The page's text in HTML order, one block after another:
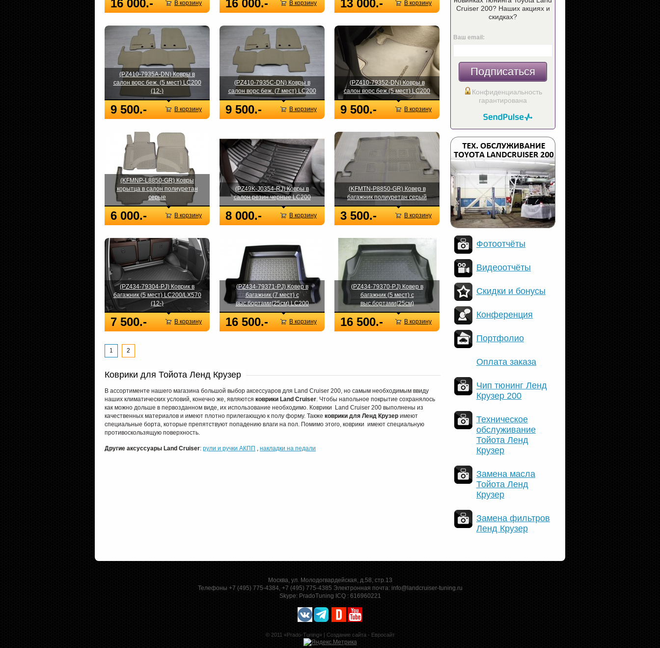
16 000.- В корзину 16 000.- В корзину 13 000.- В корзину
(PZ410-7935A-DN) Ковры в
салон ворс беж. (5 мест) LC200
(12-)
9 500.- В корзину
(PZ410-7935C-DN) Ковры в
салон ворс беж. (7 мест) LC200
9 500.- В корзину
(PZ410-79352-DN) Ковры в
салон ворс беж.(5 мест) LC200
9 500.- В корзину
(KFMNP-L8850-GR) Ковры
корытца в салон полиуретан
серые
6 000.- В корзину
(PZ49K-J0354-RJ) Ковры в
салон резин.черные LC200
8 000.- В корзину
(KFMTN-P8850-GR) Ковер в
багажник полиуретан серый
3 500.- В корзину
(PZ434-79304-PJ) Коврик в
багажник (5 мест) LC200/LX570
(12-)
7 500.- В корзину
(PZ434-79371-PJ) Ковер в
багажник (7 мест) с
выс.бортами(25см) LC200
16 500.- В корзину
(PZ434-79370-PJ) Ковер в
багажник (5 мест) с
выс.бортами(25см)
16 500.- В корзину
1 2
Коврики для Тойота Ленд Крузер
В ассортименте нашего магазина большой выбор аксессуаров для Land Cruiser 200, но самым необходимым ввиду
наших климатических условий, конечно же, являются коврики Land Cruiser. Чтобы напольное покрытие сохранялось
как можно дольше в первозданном виде, их использование необходимо. Коврики Land Cruiser 200 выполнены из
качественных материалов и имеют плотно прилегающую к полу форму. Также коврики для Ленд Крузер имеют
специальные борта, которые препятствуют попадению влаги на пол. Помимо этого, коврики имеют специальную
противоскользящую поверхность.
Другие аксуссуары Land Cruiser: рули и ручки АКПП , накладки на педали
Cruiser 200? Наших акциях и
скидках?
Ваш email:
Подписаться
Конфиденциальность
гарантирована
Фотоотчёты
Видеоотчёты
Скидки и бонусы
Конференция
Портфолио
Оплата заказа
Чип тюнинг Ленд
Крузер 200
Техническое
обслуживание
Тойота Ленд
Крузер
Замена масла
Тойота Ленд
Крузер
Замена фильтров
Ленд Крузер
Москва, ул. Молодогвардейская, д.58, стр.13
Телефоны +7 (495) 775-4384, +7 (495) 775-4385 Электронная почта: info@landcruiser-tuning.ru
Skype: PradoTuning ICQ : 616960221
© 2011 «Prado-Tuning» | Создание сайта - Евросайт